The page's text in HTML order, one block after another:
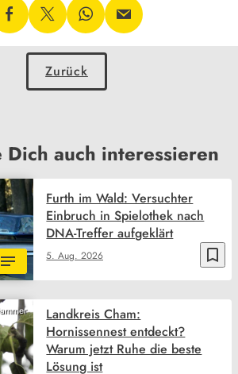
Zurück
Dich auch interessieren
bookmark_border
5. Aug. 2026
Furth im Wald: Versuchter
Einbruch in Spielothek nach
DNA-Treffer aufgeklärt
Landkreis Cham:
Hornissennest entdeckt?
Warum jetzt Ruhe die beste
Lösung ist